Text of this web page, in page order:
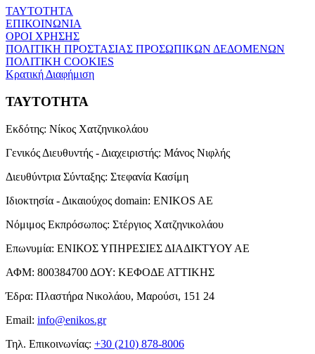
ΤΑΥΤΟΤΗΤΑ
ΕΠΙΚΟΙΝΩΝΙΑ
ΟΡΟΙ ΧΡΗΣΗΣ
ΠΟΛΙΤΙΚΗ ΠΡΟΣΤΑΣΙΑΣ ΠΡΟΣΩΠΙΚΩΝ ΔΕΔΟΜΕΝΩΝ
ΠΟΛΙΤΙΚΗ COOKIES
Κρατική Διαφήμιση
ΤΑΥΤΟΤΗΤΑ
Εκδότης: Νίκος Χατζηνικολάου
Γενικός Διευθυντής - Διαχειριστής: Μάνος Νιφλής
Διευθύντρια Σύνταξης: Στεφανία Κασίμη
Ιδιοκτησία - Δικαιούχος domain: ENIKOS AE
Νόμιμος Εκπρόσωπος: Στέργιος Χατζηνικολάου
Επωνυμία: ΕΝΙΚΟΣ ΥΠΗΡΕΣΙΕΣ ΔΙΑΔΙΚΤΥΟΥ ΑΕ
ΑΦΜ: 800384700 ΔΟΥ: ΚΕΦΟΔΕ ΑΤΤΙΚΗΣ
Έδρα: Πλαστήρα Νικολάου, Μαρούσι, 151 24
Email: info@enikos.gr
Τηλ. Επικοινωνίας: +30 (210) 878-8006